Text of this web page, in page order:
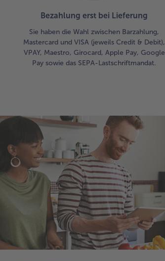
Bezahlung erst bei Lieferung
Sie haben die Wahl zwischen Barzahlung,
Mastercard und VISA (jeweils Credit & Debit),
VPAY, Maestro, Girocard, Apple Pay, Google
Pay sowie das SEPA-Lastschriftmandat.